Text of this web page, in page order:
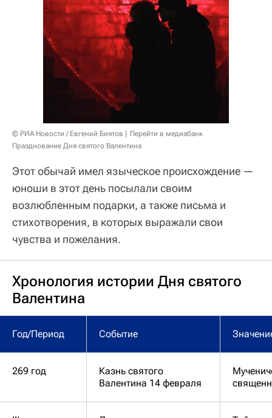
© РИА Новости / Евгений Биятов
Перейти в медиабанк
Празднование Дня святого Валентина
Этот обычай имел языческое происхождение —
юноши в этот день посылали своим
возлюбленным подарки, а также письма и
стихотворения, в которых выражали свои
чувства и пожелания.
Хронология истории Дня святого
Валентина
Год/Период Событие
269 год
Казнь святого
Валентина 14 февраля